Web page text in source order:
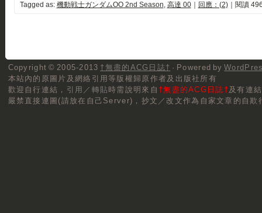
Tagged as: 機動戦士ガンダムOO 2nd Season, 高達 00｜ 回應：(2)｜閱讀
Copyright © 2005-2013 †無盡的ACG日誌† · Powered by
本站內的原圖片及網絡引用等版權歸原作者及出版社所有
歡迎自行連結， 引用／轉貼時需說明來自 †無盡的ACG日誌†及有連
嚴禁直接連圖(請放在自己Server)，抄文／改文作為自家文章的自欺